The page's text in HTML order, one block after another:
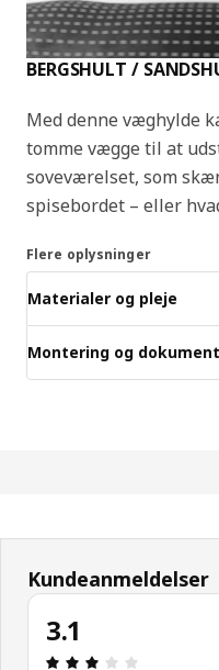
BERGSHULT /
Med denne væghylde
tomme vægge til at
soveværelset, som
spisebordet – eller
Flere oplysninger
Materialer og pleje
Montering og
Kundeanmeldelser
3.1